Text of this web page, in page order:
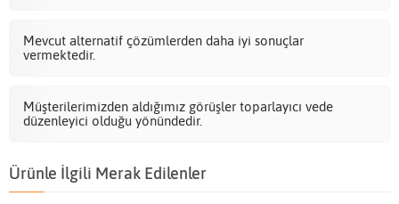
Mevcut alternatif çözümlerden daha iyi sonuçlar
vermektedir.
Müşterilerimizden aldığımız görüşler toparlayıcı vede
düzenleyici olduğu yönündedir.
Ürünle İlgili Merak Edilenler